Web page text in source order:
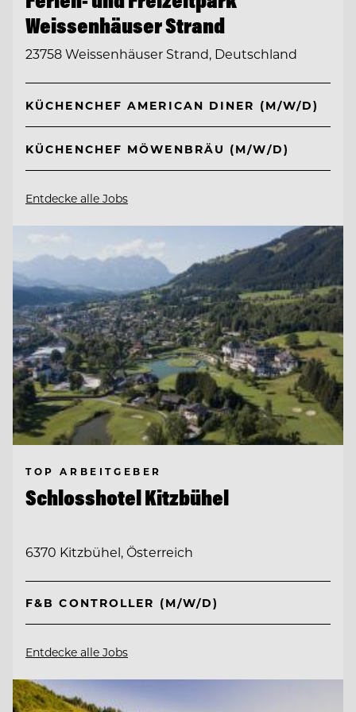
Weissenhäuser Strand
23758 Weissenhäuser Strand, Deutschland
KÜCHENCHEF AMERICAN DINER (M/W/D)
KÜCHENCHEF MÖWENBRÄU (M/W/D)
Entdecke alle Jobs
TOP ARBEITGEBER
Schlosshotel Kitzbühel
6370 Kitzbühel, Österreich
F&B CONTROLLER (M/W/D)
Entdecke alle Jobs